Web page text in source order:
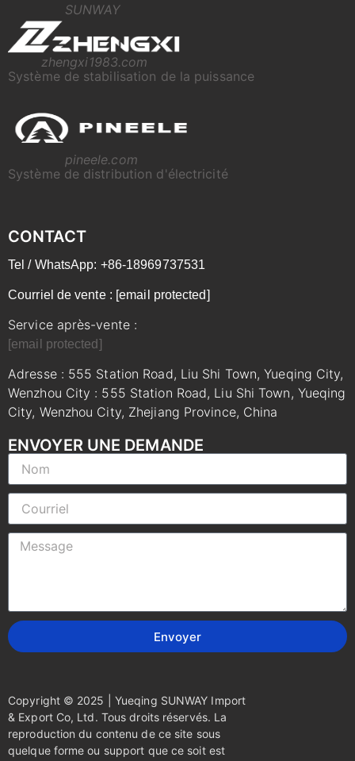
SUNWAY
zhengxi1983.com
Système de stabilisation de la puissance
pineele.com
Système de distribution d'électricité
CONTACT
Tel / WhatsApp: +86-18969737531
Courriel de vente : [email protected]
Service après-vente :
[email protected]
Adresse : 555 Station Road, Liu Shi Town, Yueqing City,
Wenzhou City : 555 Station Road, Liu Shi Town, Yueqing
City, Wenzhou City, Zhejiang Province, China
ENVOYER UNE DEMANDE
Envoyer
Copyright © 2025 | Yueqing SUNWAY Import
& Export Co, Ltd. Tous droits réservés. La
reproduction du contenu de ce site sous
quelque forme ou support que ce soit est